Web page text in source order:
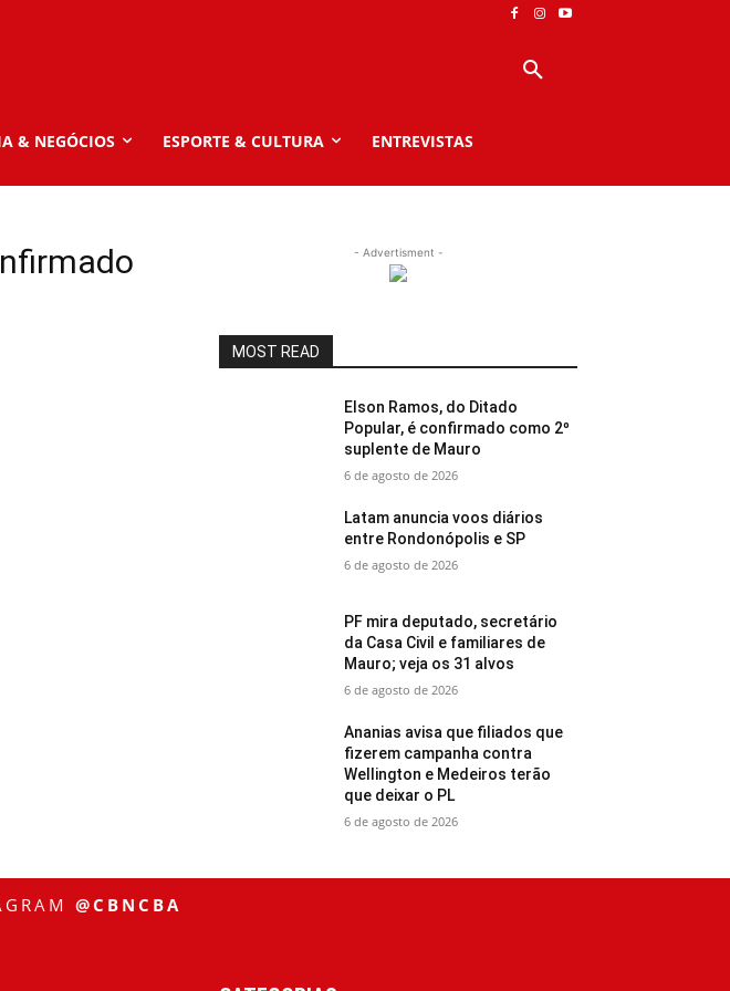
& NEGÓCIOS ESPORTE & CULTURA ENTREVISTAS
- Advertisment -
MOST READ
Elson Ramos, do Ditado
Popular, é confirmado como 2º
suplente de Mauro
6 de agosto de 2026
Latam anuncia voos diários
entre Rondonópolis e SP
6 de agosto de 2026
PF mira deputado, secretário
da Casa Civil e familiares de
Mauro; veja os 31 alvos
6 de agosto de 2026
Ananias avisa que filiados que
fizerem campanha contra
Wellington e Medeiros terão
que deixar o PL
6 de agosto de 2026
@CBNCBA